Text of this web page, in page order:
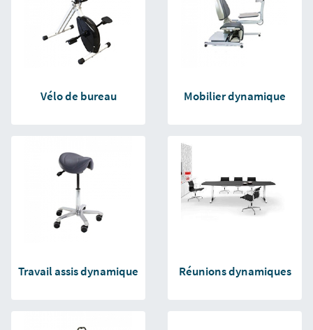
Vélo de bureau Mobilier dynamique
Travail assis dynamique Réunions dynamiques